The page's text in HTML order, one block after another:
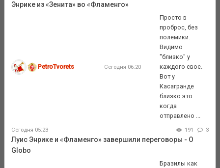
Энрике из «Зенита» во «Фламенго»
PetroTvorets Сегодня 06:20
Просто в
проброс, без
полемики.
Видимо
"близко" у
каждого свое.
Вот у
Касагранде
близко это
когда
отправлено ...
Сегодня 05:23 191 3
Луис Энрике и «Фламенго» завершили переговоры - O
Globo
Бразилы как